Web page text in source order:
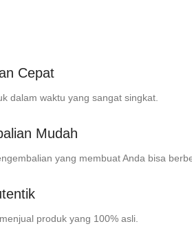
Cepat
dalam waktu yang sangat singkat.
Mudah
yang membuat Anda bisa
produk yang 100% asli.